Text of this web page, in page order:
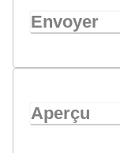
Envoyer
Aperçu